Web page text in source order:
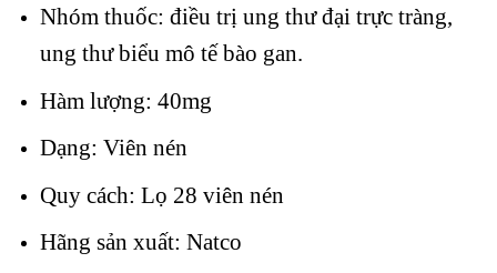
Nhóm thuốc: điều trị ung thư đại trực tràng,
ung thư biểu mô tế bào gan.
Hàm lượng: 40mg
Dạng: Viên nén
Quy cách: Lọ 28 viên nén
Hãng sản xuất: Natco